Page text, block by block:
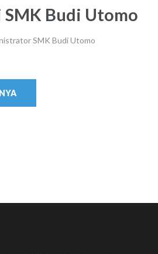
Budi Utomo
SMK Budi Utomo